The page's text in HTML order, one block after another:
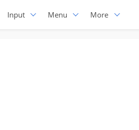
Input Menu More